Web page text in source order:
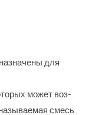
для
может воз-
смесь